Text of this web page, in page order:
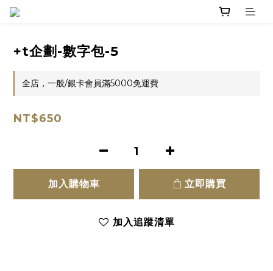
+t企劃-數字包-5
全店，一般/銀卡會員滿5000免運費
NT$650
加入購物車 立即購買
加入追蹤清單